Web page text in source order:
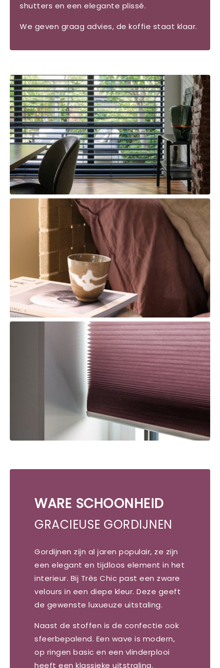
shutters en een elegante plissé.
We geven graag advies, de koffie staat klaar.
WARE SCHOONHEID
GRACIEUSE GORDIJNEN
Gordijnen zijn al jaren populair, ze zijn
een elegant en tijdloos element in het
interieur. Bij Très Chic past een zware
velours in een diepe kleur. Deze geeft
de gewenste luxueuze uitstaling.
Naast de stoffen is de confectie ook
sfeerbepalend. Een wave is modern,
op ringen basic en een vlinderplooi
heeft een klassieke uitstraling.